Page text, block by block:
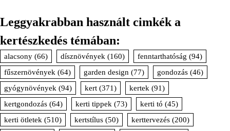
Leggyakrabban használt cimkék a
kertészkedés témában:
alacsony (66) dísznövények (160) fenntarthatóság (94)
fűszernövények (64) garden design (77) gondozás (46)
gyógynövények (94) kert (371) kertek (91)
kertgondozás (64) kerti tippek (73) kerti tó (45)
kerti ötletek (510) kertstílus (50) kerttervezés (200)